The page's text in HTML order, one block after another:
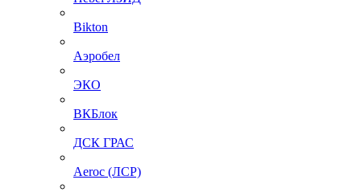
Bikton
Аэробел
ЭКО
ВКБлок
ДСК ГРАС
Aeroc (ЛСР)